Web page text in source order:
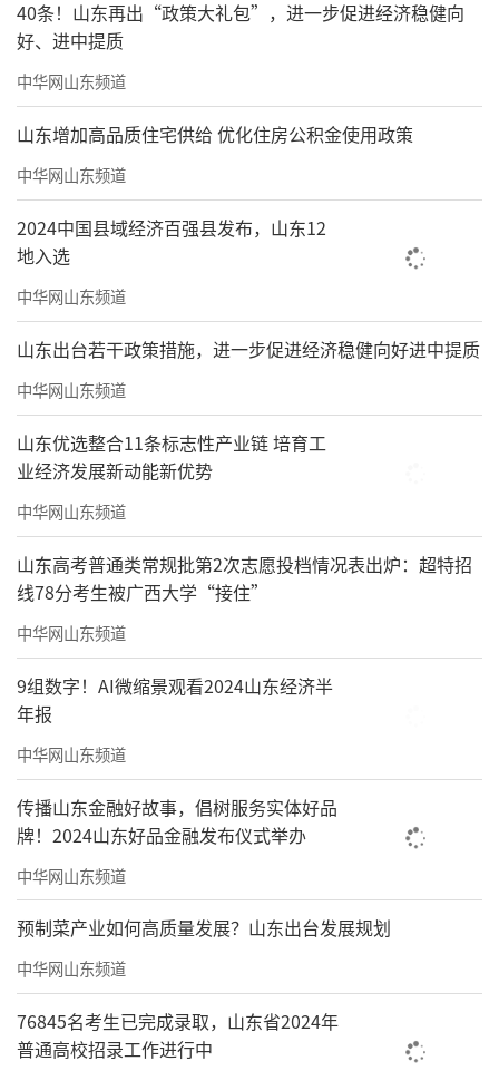
40条！山东再出“政策大礼包”，进一步促进经济稳健向
好、进中提质
中华网山东频道
山东增加高品质住宅供给 优化住房公积金使用政策
中华网山东频道
2024中国县域经济百强县发布，山东12
地入选
中华网山东频道
山东出台若干政策措施，进一步促进经济稳健向好进中提质
中华网山东频道
山东优选整合11条标志性产业链 培育工
业经济发展新动能新优势
中华网山东频道
山东高考普通类常规批第2次志愿投档情况表出炉：超特招
线78分考生被广西大学“接住”
中华网山东频道
9组数字！AI微缩景观看2024山东经济半
年报
中华网山东频道
传播山东金融好故事，倡树服务实体好品
牌！2024山东好品金融发布仪式举办
中华网山东频道
预制菜产业如何高质量发展？山东出台发展规划
中华网山东频道
76845名考生已完成录取，山东省2024年
普通高校招录工作进行中